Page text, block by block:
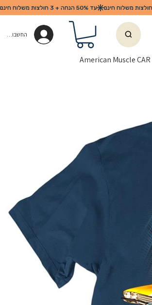
החשבון שלי